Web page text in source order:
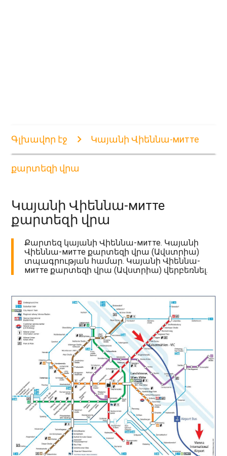
Գլխավոր էջ Կայանի Վիեննա-митте
քարտեզի վրա
Կայանի Վիեննա-митте
քարտեզի վրա
Քարտեզ կայանի Վիեննա-митте. Կայանի
Վիեննա-митте քարտեզի վրա (Ավստրիա)
տպագրության համար. Կայանի Վիեննա-
митте քարտեզի վրա (Ավստրիա) վերբեռնել.